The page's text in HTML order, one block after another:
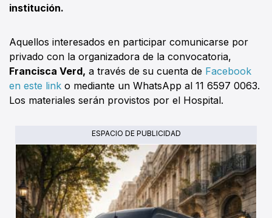
institución.
Aquellos interesados en participar comunicarse por
privado con la organizadora de la convocatoria,
Francisca Verd, a través de su cuenta de Facebook
en este link o mediante un WhatsApp al 11 6597 0063.
Los materiales serán provistos por el Hospital.
ESPACIO DE PUBLICIDAD